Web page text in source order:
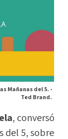
Mañanas del 5. -
Ted Brand.
, conversó
del 5, sobre